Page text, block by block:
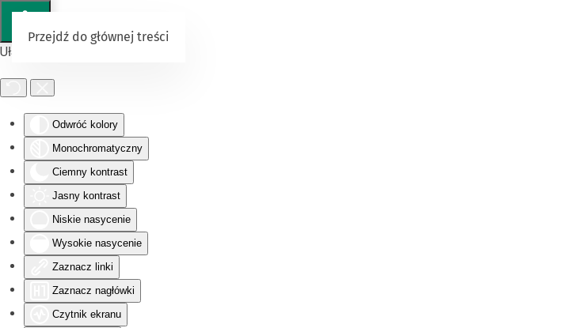
Ułatwienia dostępu
Odwróć kolory
Monochromatyczny
Ciemny kontrast
Jasny kontrast
Niskie nasycenie
Wysokie nasycenie
Zaznacz linki
Zaznacz nagłówki
Czytnik ekranu
Przejdź do głównej treści